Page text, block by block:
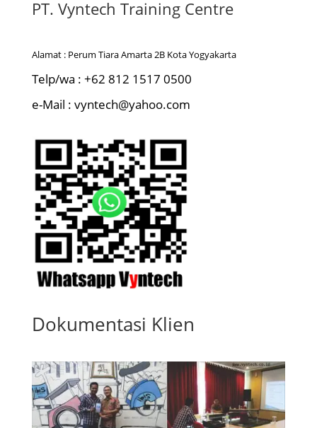
PT. Vyntech Training Centre
Alamat : Perum Tiara Amarta 2B Kota Yogyakarta
Telp/wa : +62 812 1517 0500
e-Mail : vyntech@yahoo.com
Dokumentasi Klien